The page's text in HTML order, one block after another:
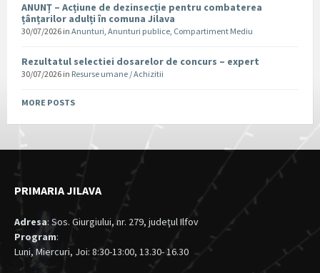
ANUNȚ – Acțiune de dezinsecție pentru combaterea
țânțarilor adulți în comuna Jilava
30/07/2026 in Anunturi, Anunturi publice, Compartiment Mediu
Rezultatul selectiei dosarelor de concurs – expert
30/07/2026 in Resurse umane / Achizitii
MORE POSTS
PRIMARIA JILAVA
Adresa: Sos. Giurgiului, nr. 279, judeţul Ilfov
Program:
Luni, Miercuri, Joi: 8:30-13:00, 13.30- 16.30